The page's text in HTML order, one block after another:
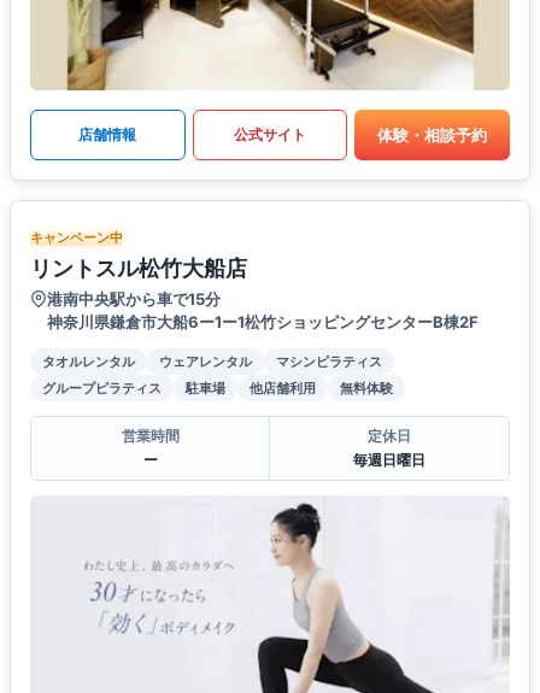
店舗情報 公式サイト 体験・相談予約
キャンペーン中
リントスル松竹大船店
港南中央駅から車で15分
神奈川県鎌倉市大船6ー1ー1松竹ショッピングセンターB棟2F
タオルレンタル ウェアレンタル
マシンピラティス
グループピラティス
駐車場 他店舗利用 無料体験
営業時間
ー
定休日
毎週日曜日